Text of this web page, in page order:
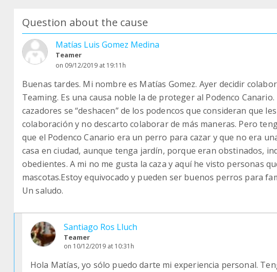
Question about the cause
Matías Luis Gomez Medina
Teamer
on 09/12/2019 at 19:11h
Buenas tardes. Mi nombre es Matías Gomez. Ayer decidir
Teaming. Es una causa noble la de proteger al Podenco
cazadores se “deshacen” de los podencos que consideran que
colaboración y no descarto colaborar de más maneras. Pero
que el Podenco Canario era un perro para cazar y que no era
casa en ciudad, aunque tenga jardín, porque eran obstinados,
obedientes. A mi no me gusta la caza y aquí he visto personas
mascotas.Estoy equivocado y pueden ser buenos perros para
Un saludo.
Santiago Ros Lluch
Teamer
on 10/12/2019 at 10:31h
Hola Matías, yo sólo puedo darte mi experiencia personal.